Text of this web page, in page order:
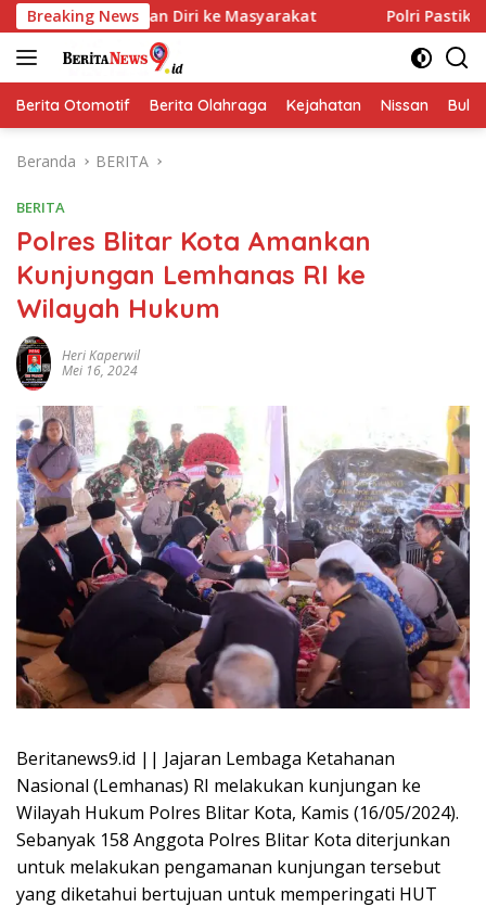
Langsung
ke
konten
Breaking News
Diri ke Masyarakat Polri Pastikan Proses
Berita Otomotif Berita Olahraga Kejahatan Nissan
Beranda BERITA
BERITA
Polres Blitar Kota Amankan
Kunjungan Lemhanas RI ke
Wilayah Hukum
Heri Kaperwil
Mei 16, 2024
Beritanews9.id || Jajaran Lembaga Ketahanan
Nasional (Lemhanas) RI melakukan kunjungan ke
Wilayah Hukum Polres Blitar Kota, Kamis (16/05/2024).
Sebanyak 158 Anggota Polres Blitar Kota diterjunkan
untuk melakukan pengamanan kunjungan tersebut
yang diketahui bertujuan untuk memperingati HUT